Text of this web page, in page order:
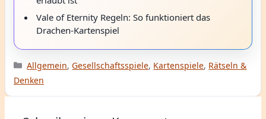
Vale of Eternity Regeln: So funktioniert das
Drachen-Kartenspiel
Kategorien
Allgemein,Gesellschaftsspiele, Kartenspiele, Rätseln &
Denken